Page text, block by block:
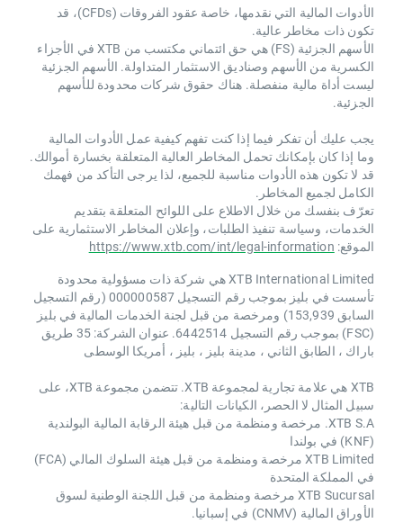
الأدوات المالية التي نقدمها، خاصة عقود الفروقات (CFDs)، قد
تكون ذات مخاطر عالية.
الأسهم الجزئية (FS) هي حق ائتماني مكتسب من XTB ​​في الأجزاء
الكسرية من الأسهم وصناديق الاستثمار المتداولة. الأسهم الجزئية
ليست أداة مالية منفصلة. هناك حقوق شركات محدودة للأسهم
الجزئية.
يجب عليك أن تفكر فيما إذا كنت تفهم كيفية عمل الأدوات المالية
وما إذا كان بإمكانك تحمل المخاطر العالية المتعلقة بخسارة أموالك.
قد لا تكون هذه الأدوات مناسبة للجميع، لذا يرجى التأكد من فهمك
الكامل لجميع المخاطر.
تعرّف بنفسك من خلال الاطلاع على اللوائح المتعلقة بتقديم
الخدمات، وسياسة تنفيذ الطلبات، وإعلان المخاطر الاستثمارية على
الموقع: https://www.xtb.com/int/legal-information
XTB International Limited هي شركة ذات مسؤولية محدودة
تأسست في بليز بموجب رقم التسجيل 000000587 (رقم التسجيل
السابق 153,939) ومرخصة من قبل لجنة الخدمات المالية في بليز
(FSC) بموجب رقم التسجيل 6442514. عنوان الشركة: 35 طريق
باراك ، الطابق الثاني ، مدينة بليز ، بليز ، أمريكا الوسطى
XTB هي علامة تجارية لمجموعة XTB. تتضمن مجموعة XTB، على
سبيل المثال لا الحصر، الكيانات التالية:
XTB S.A. مرخصة ومنظمة من قبل هيئة الرقابة المالية البولندية
(KNF) في بولندا
XTB Limited مرخصة ومنظمة من قبل هيئة السلوك المالي (FCA)
في المملكة المتحدة
XTB Sucursal مرخصة ومنظمة من قبل اللجنة الوطنية لسوق
الأوراق المالية (CNMV) في إسبانيا.